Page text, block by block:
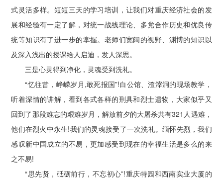
式灵活多样。短短三天的学习培训，让我们对重庆经济社会的发
展和经验有一定了解，对统一战线理论、多党合作历史和优良传
统等知识有了进一步的掌握。老师们宽阔的视野、渊博的知识以
及深入浅出的授课给人启迪，发人深思。
三是心灵得到净化，灵魂受到洗礼。
“忆往昔，峥嵘岁月,敢死报国”!白公馆、渣滓洞的现场教学，
听着深情的讲解，看到各式各样的刑具和烈士遗物，大家似乎又
回到了那段难忘的艰难岁月，解放前夕的大屠杀共有321人遇难，
他们在烈火中永生!我们的灵魂接受了一次洗礼。缅怀先烈，我们
感叹新中国成立的不易，更加感受到现在的幸福生活是多么的来
之不易!
“思先贤，砥砺前行，不忘初心”!重庆特园和西南实业大厦的